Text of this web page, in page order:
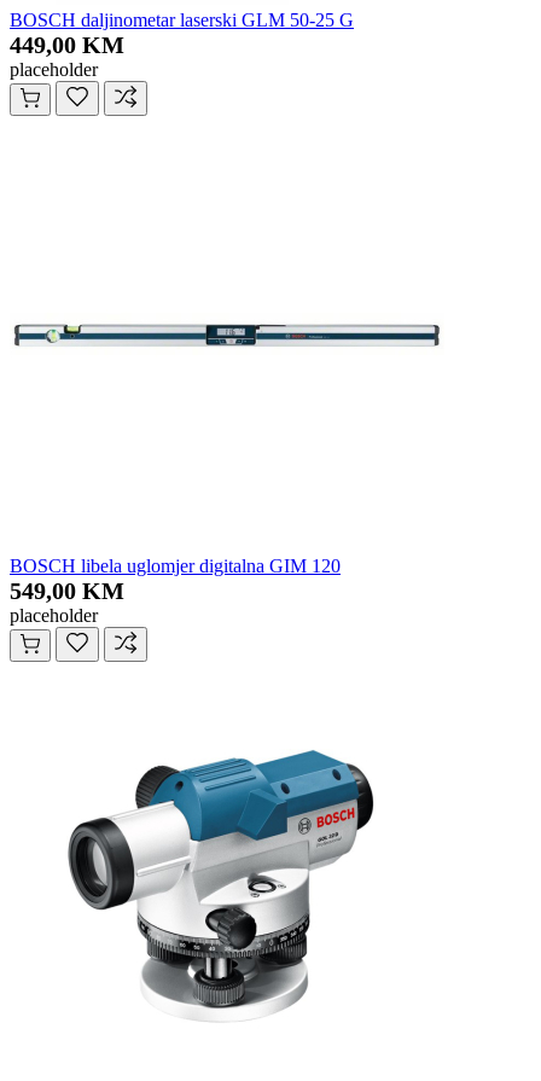
BOSCH daljinometar laserski GLM 50-25 G
449,00 KM
placeholder
BOSCH libela uglomjer digitalna GIM 120
549,00 KM
placeholder